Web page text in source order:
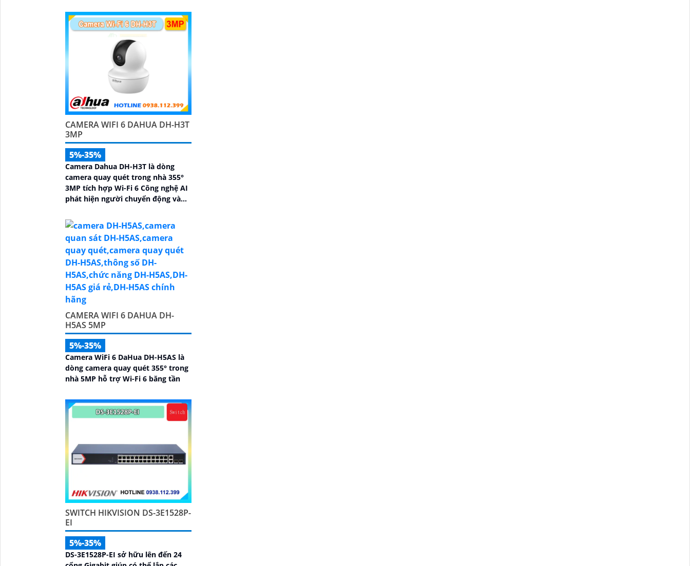
chuyên dụng cho camera
CAMERA WIFI 6 DAHUA DH-H3T
3MP
5%-35%
Camera Dahua DH-H3T là dòng
camera quay quét trong nhà 355°
3MP tích hợp Wi-Fi 6 Công nghệ AI
phát hiện người chuyển động và
hai chiều, hồng ngoại tầm xa ban
đêm 10m hỗ trợ thẻ nhớ MicroSD
256GB ONVIF và điều khiển từ xa
qua ứng dụng DMSS
CAMERA WIFI 6 DAHUA DH-
H5AS 5MP
5%-35%
Camera WiFi 6 DaHua DH-H5AS là
dòng camera quay quét 355° trong
nhà 5MP hỗ trợ Wi-Fi 6 băng tần
SWITCH HIKVISION DS-3E1528P-
EI
5%-35%
DS-3E1528P-EI sở hữu lên đến 24